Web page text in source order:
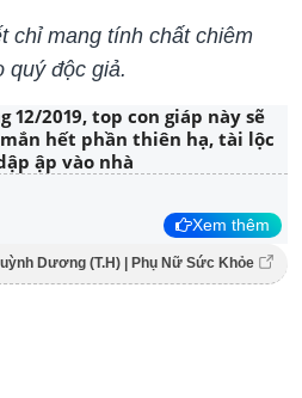
chỉ mang tính chất chiêm
quý độc giả.
12/2019, top con giáp này sẽ
hết phần thiên hạ, tài lộc
ập vào nhà
Xem thêm
Dương (T.H) | Phụ Nữ Sức Khỏe